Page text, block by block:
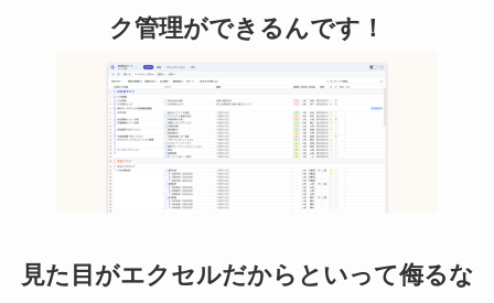
ク管理ができるんです！
見た目がエクセルだからといって侮るな